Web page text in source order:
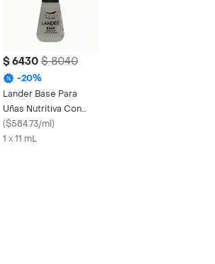
$ 6430 $ 8040
-20%
Lander Base Para
Uñas Nutritiva Con
Keratina
($584.73/ml)
1 x 11 mL